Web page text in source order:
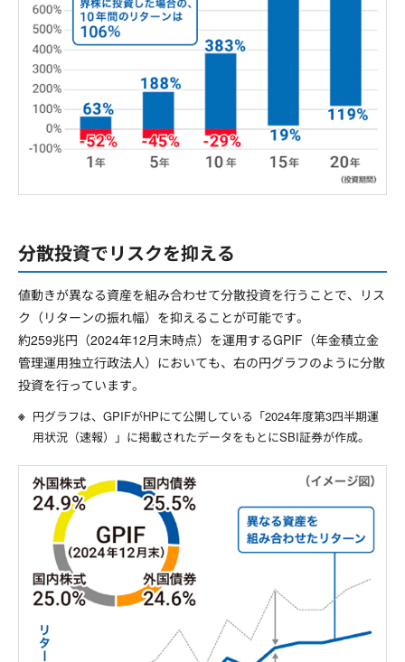
分散投資でリスクを抑える
値動きが異なる資産を組み合わせて分散投資を行うことで、リス
ク（リターンの振れ幅）を抑えることが可能です。
約259兆円（2024年12月末時点）を運用するGPIF（年金積立金
管理運用独立行政法人）においても、右の円グラフのように分散
投資を行っています。
円グラフは、GPIFがHPにて公開している「2024年度第3四半期運
用状況（速報）」に掲載されたデータをもとにSBI証券が作成。